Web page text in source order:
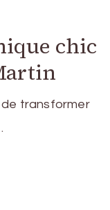
chic
de transformer